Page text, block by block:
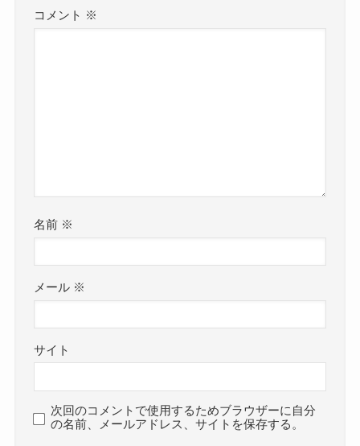
コメント ※
名前 ※
メール ※
サイト
次回のコメントで使用するためブラウザーに自分
の名前、メールアドレス、サイトを保存する。